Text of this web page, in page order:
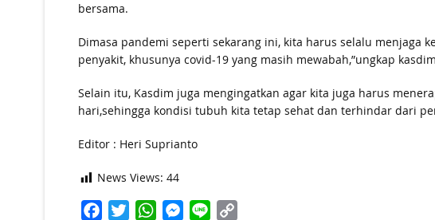
bersama.
Dimasa pandemi seperti sekarang ini, kita harus selalu menjaga
penyakit, khusunya covid-19 yang masih mewabah,”ungkap
Selain itu, Kasdim juga mengingatkan agar kita juga harus
hari,sehingga kondisi tubuh kita tetap sehat dan terhindar dari
Editor : Heri Suprianto
News Views: 44
FacebookTwitterWhatsAppMessenger
Line